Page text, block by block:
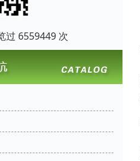
过 6559449 次